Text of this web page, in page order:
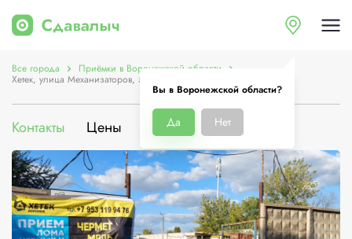
Вы в Воронежской области?
Да Нет
Все города Приёмки в Воронежской области
Хетек, улица Механизаторов, 50
Контакты Цены Услуги О компании